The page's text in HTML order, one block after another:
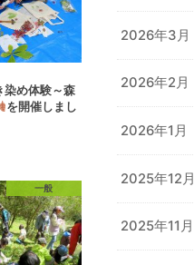
染め体験～森
を開催しまし
一般
2026年3月
2026年2月
2026年1月
2025年12月
2025年11月